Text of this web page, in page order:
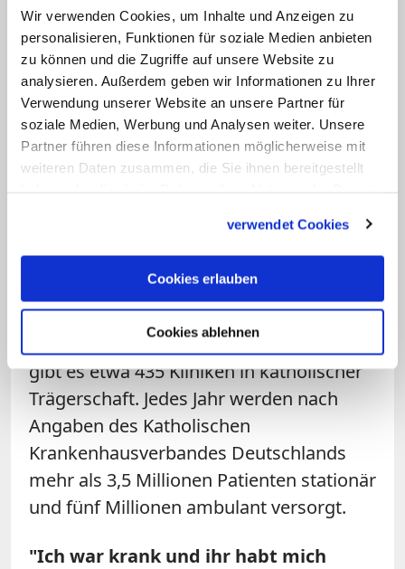
Wir verwenden Cookies, um Inhalte und Anzeigen zu
personalisieren, Funktionen für soziale Medien anbieten
zu können und die Zugriffe auf unsere Website zu
analysieren. Außerdem geben wir Informationen zu Ihrer
Verwendung unserer Website an unsere Partner für
soziale Medien, Werbung und Analysen weiter. Unsere
Partner führen diese Informationen möglicherweise mit
weiteren Daten zusammen, die Sie ihnen bereitgestellt
verwendet Cookies
Cookies erlauben
Cookies ablehnen
liturgische Gedenktag Unserer Lieben
Frau von Lourdes.
Bis heute spielt die Kirche eine wichtige
Rolle im Gesundheitswesen;
Gemeinschaften wie die Barmherzigen
Brüder von Montabaur, Alexianer und
Krankenpflegeorden der katholischen
Kirche wie Borromäerinnen und
Canossianerinnen. Die Sorge um Kranke
und Gebrechliche spiegelt sich auch
institutionell wider: Allein in Deutschland
gibt es etwa 435 Kliniken in katholischer
Trägerschaft. Jedes Jahr werden nach
Angaben des Katholischen
Krankenhausverbandes Deutschlands
mehr als 3,5 Millionen Patienten stationär
und fünf Millionen ambulant versorgt.
"Ich war krank und ihr habt mich